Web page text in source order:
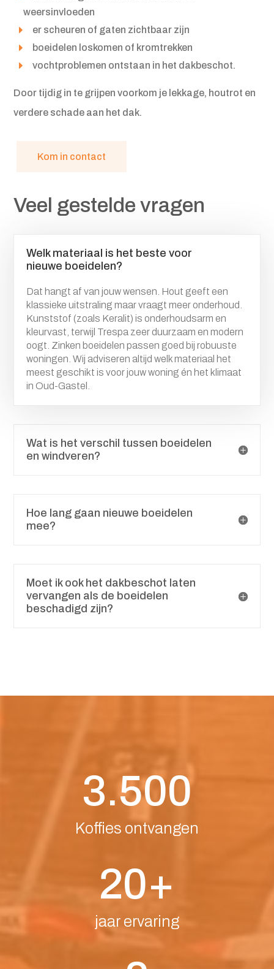
weersinvloeden
er scheuren of gaten zichtbaar zijn
boeidelen loskomen of kromtrekken
vochtproblemen ontstaan in het dakbeschot.
Door tijdig in te grijpen voorkom je lekkage, houtrot en
verdere schade aan het dak.
Kom in contact
Veel gestelde vragen
Welk materiaal is het beste voor
nieuwe boeidelen?
Dat hangt af van jouw wensen. Hout geeft een
klassieke uitstraling maar vraagt meer onderhoud.
Kunststof (zoals Keralit) is onderhoudsarm en
kleurvast, terwijl Trespa zeer duurzaam en modern
oogt. Zinken boeidelen passen goed bij robuuste
woningen. Wij adviseren altijd welk materiaal het
meest geschikt is voor jouw woning én het klimaat
in Oud-Gastel.
Wat is het verschil tussen boeidelen
en windveren?
Hoe lang gaan nieuwe boeidelen
mee?
Moet ik ook het dakbeschot laten
vervangen als de boeidelen
beschadigd zijn?
3.500
Koffies ontvangen
20+
jaar ervaring